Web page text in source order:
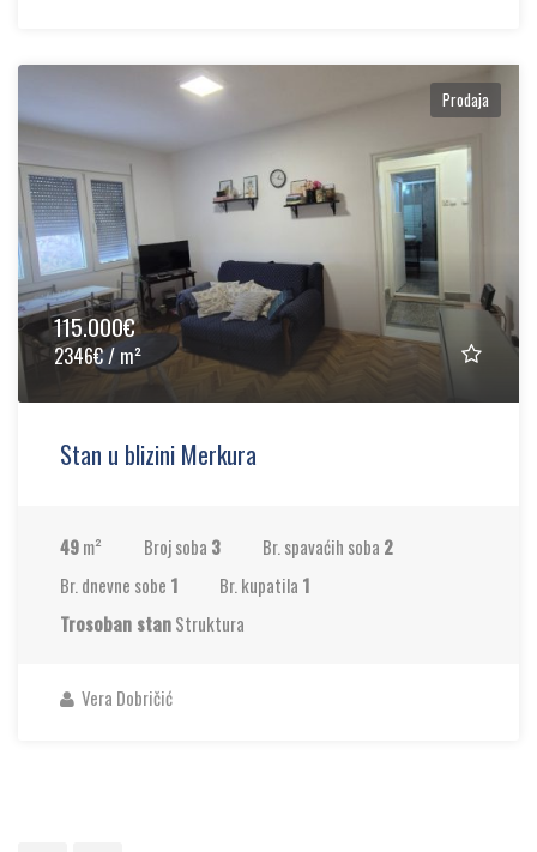
Prodaja
115.000€
2346€ / m²
Stan u blizini Merkura
49m² Broj soba 3 Br. spavaćih soba 2
Br. dnevne sobe 1 Br. kupatila 1
Trosoban stanStruktura
Vera Dobričić